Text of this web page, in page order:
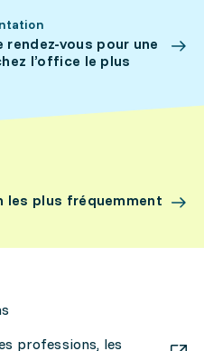
vous pour une
l’office le plus
les plus fréquemment
professions, les